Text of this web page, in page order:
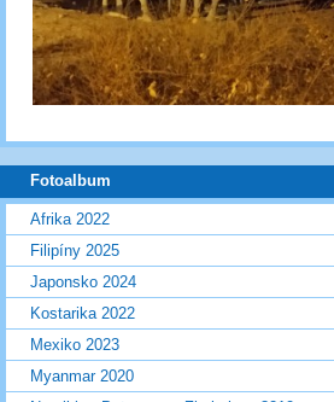
Fotoalbum
Afrika 2022
Filipíny 2025
Japonsko 2024
Kostarika 2022
Mexiko 2023
Myanmar 2020